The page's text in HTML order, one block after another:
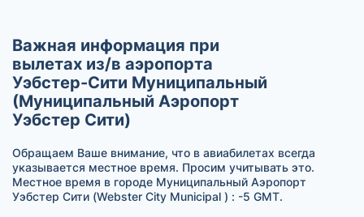
Важная информация при
вылетах из/в аэропорта
Уэбстер-Сити Муниципальный
(Муниципальный Аэропорт
Уэбстер Сити)
Обращаем Ваше внимание, что в авиабилетах всегда
указывается местное время. Просим учитывать это.
Местное время в городе Муниципальный Аэропорт
Уэбстер Сити (Webster City Municipal ) : -5 GMT.